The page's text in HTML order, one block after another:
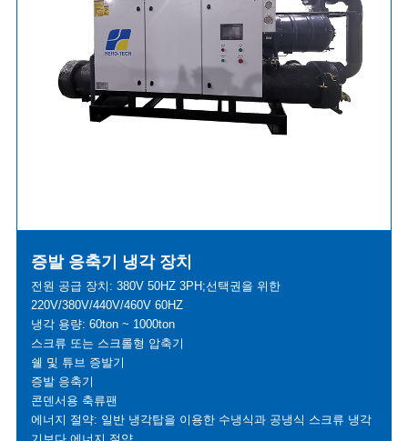
증발 응축기 냉각 장치
전원 공급 장치: 380V 50HZ 3PH;선택권을 위한
220V/380V/440V/460V 60HZ
냉각 용량: 60ton ~ 1000ton
스크류 또는 스크롤형 압축기
쉘 및 튜브 증발기
증발 응축기
콘덴서용 축류팬
에너지 절약: 일반 냉각탑을 이용한 수냉식과 공냉식 스크류 냉각